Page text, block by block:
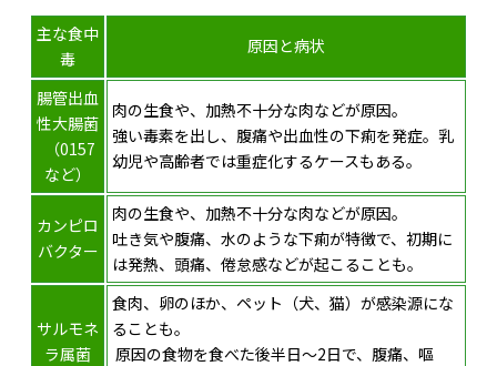
主な食中
毒
原因と病状
腸管出血
性大腸菌
（0157
など）
肉の生食や、加熱不十分な肉などが原因。
強い毒素を出し、腹痛や出血性の下痢を発症。乳
幼児や高齢者では重症化するケースもある。
カンピロ
バクター
肉の生食や、加熱不十分な肉などが原因。
吐き気や腹痛、水のような下痢が特徴で、初期に
は発熱、頭痛、倦怠感などが起こることも。
サルモネ
ラ属菌
食肉、卵のほか、ペット（犬、猫）が感染源にな
ることも。
原因の食物を食べた後半日～2日で、腹痛、嘔